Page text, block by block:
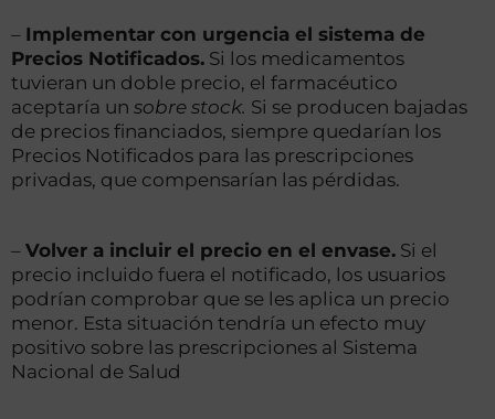
– Implementar con urgencia el sistema de
Precios Notificados. Si los medicamentos
tuvieran un doble precio, el farmacéutico
aceptaría un sobre stock. Si se producen bajadas
de precios financiados, siempre quedarían los
Precios Notificados para las prescripciones
privadas, que compensarían las pérdidas.
– Volver a incluir el precio en el envase. Si el
precio incluido fuera el notificado, los usuarios
podrían comprobar que se les aplica un precio
menor. Esta situación tendría un efecto muy
positivo sobre las prescripciones al Sistema
Nacional de Salud